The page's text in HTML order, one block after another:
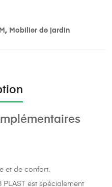
, Mobilier de jardin
et de confort.
PLAST est spécialement